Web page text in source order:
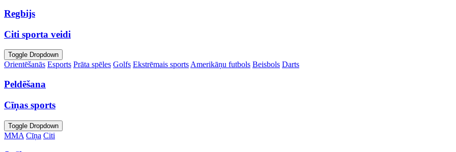
Regbijs
Citi sporta veidi
Toggle Dropdown
Orientēšanās Esports Prāta spēles Golfs Ekstrēmais sports Amerikāņu futbols Beisbols Darts
Peldēšana
Cīņas sports
Toggle Dropdown
MMA Cīņa Citi